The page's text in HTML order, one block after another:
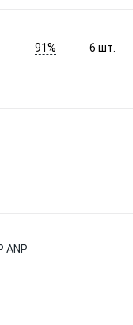
91% 6 шт.
ANP